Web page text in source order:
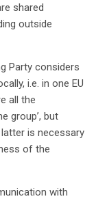
shared
outside
Party considers
i.e. in one EU
all the
group’, but
is necessary
of the
with